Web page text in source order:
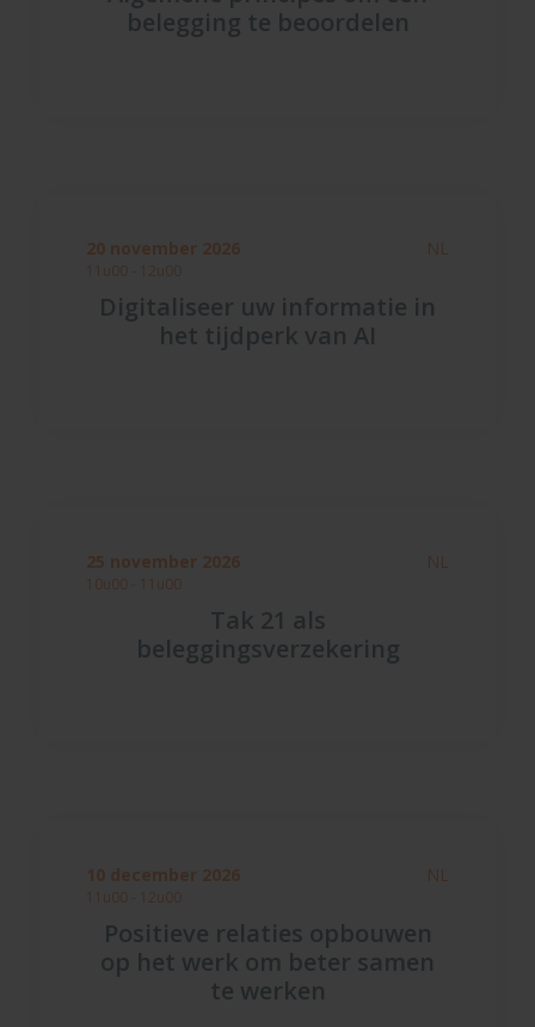
belegging te beoordelen
20 november 2026
11u00 - 12u00
NL
Digitaliseer uw informatie in
het tijdperk van AI
25 november 2026
10u00 - 11u00
NL
Tak 21 als
beleggingsverzekering
10 december 2026
11u00 - 12u00
NL
Positieve relaties opbouwen
op het werk om beter samen
te werken